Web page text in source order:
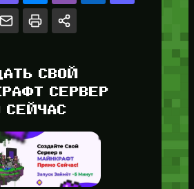
СВОЙ
СЕРВЕР
СЕЙЧАС